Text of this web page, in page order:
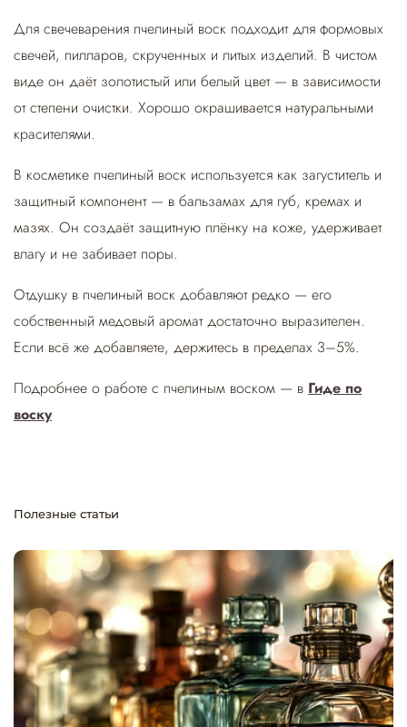
Для свечеварения пчелиный воск подходит для формовых
свечей, пилларов, скрученных и литых изделий. В чистом
виде он даёт золотистый или белый цвет — в зависимости
от степени очистки. Хорошо окрашивается натуральными
красителями.
В косметике пчелиный воск используется как загуститель и
защитный компонент — в бальзамах для губ, кремах и
мазях. Он создаёт защитную плёнку на коже, удерживает
влагу и не забивает поры.
Отдушку в пчелиный воск добавляют редко — его
собственный медовый аромат достаточно выразителен.
Если всё же добавляете, держитесь в пределах 3–5%.
Подробнее о работе с пчелиным воском — в Гиде по
воску
Полезные статьи